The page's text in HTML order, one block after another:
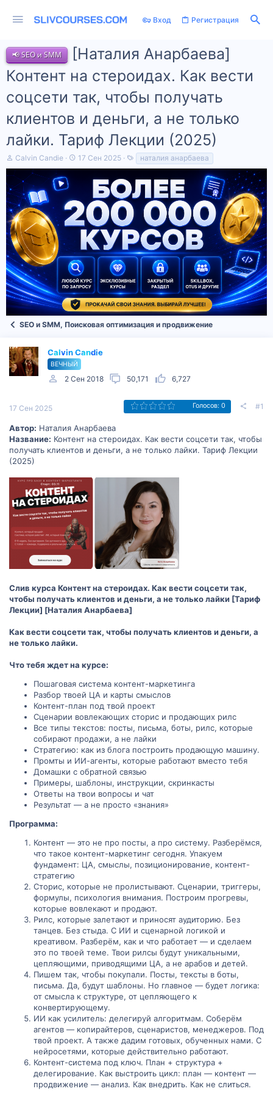
Вход Регистрация
📢 SEO и SMM
[Наталия Анарбаева]
Контент на стероидах. Как вести
соцсети так, чтобы получать
клиентов и деньги, а не только
лайки. Тариф Лекции (2025)
А
в
т
о
р
т
е
м
ы
Calvin Candie
Д
а
а
ч
а
л
17 Сен 2025
е
и
наталия анарбаева
SEO и SMM, Поисковая оптимизация и продвижение
Calvin Candie
ВЕЧНЫЙ
2 Сен 2018 50,171 6,727
17 Сен 2025 Голосов: 0 #1
Автор: Наталия Анарбаева
Название: Контент на стероидах. Как вести соцсети так, чтобы
получать клиентов и деньги, а не только лайки. Тариф Лекции
(2025)
Слив курса Контент на стероидах. Как вести соцсети так,
чтобы получать клиентов и деньги, а не только лайки [Тариф
Лекции] [Наталия Анарбаева]
Как вести соцсети так, чтобы получать клиентов и деньги, а
не только лайки.
Что тебя ждет на курсе:
Пошаговая система контент-маркетинга
Разбор твоей ЦА и карты смыслов
Контент-план под твой проект
Сценарии вовлекающих сторис и продающих рилс
Все типы текстов: посты, письма, боты, рилс, которые
собирают продажи, а не лайки
Стратегию: как из блога построить продающую машину.
Промты и ИИ-агенты, которые работают вместо тебя
Домашки с обратной связью
Примеры, шаблоны, инструкции, скринкасты
Ответы на твои вопросы и чат
Результат — а не просто «знания»
Программа:
Контент — это не про посты, а про систему. Разберёмся,
что такое контент-маркетинг сегодня. Упакуем
фундамент: ЦА, смыслы, позиционирование, контент-
стратегию
Сторис, которые не пролистывают. Сценарии, триггеры,
формулы, психология внимания. Построим прогревы,
которые вовлекают и продают.
Рилс, которые залетают и приносят аудиторию. Без
танцев. Без стыда. С ИИ и сценарной логикой и
креативом. Разберём, как и что работает — и сделаем
это по твоей теме. Твои рилсы будут уникальными,
цепляющими, приводящими ЦА, а не арабов и детей.
Пишем так, чтобы покупали. Посты, тексты в боты,
письма. Да, будут шаблоны. Но главное — будет логика:
от смысла к структуре, от цепляющего к
конвертирующему.
ИИ как усилитель: делегируй алгоритмам. Соберём
агентов — копирайтеров, сценаристов, менеджеров. Под
твой проект. А также дадим готовых, обученных нами. С
нейросетями, которые действительно работают.
Контент-система под ключ. План + структура +
делегирование. Как выстроить цикл: план — контент —
продвижение — анализ. Как внедрить. Как не слиться.